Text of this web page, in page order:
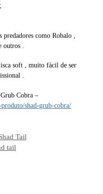
como Robalo ,
.
soft , muito fácil de ser
.
Cobra –
shad-grub-cobra/
Tail
tail